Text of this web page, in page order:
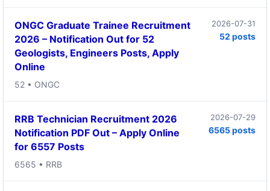
ONGC Graduate Trainee Recruitment
2026 – Notification Out for 52
Geologists, Engineers Posts, Apply
Online
52 • ONGC
2026-07-31
52 posts
RRB Technician Recruitment 2026
Notification PDF Out – Apply Online
for 6557 Posts
6565 • RRB
2026-07-29
6565 posts